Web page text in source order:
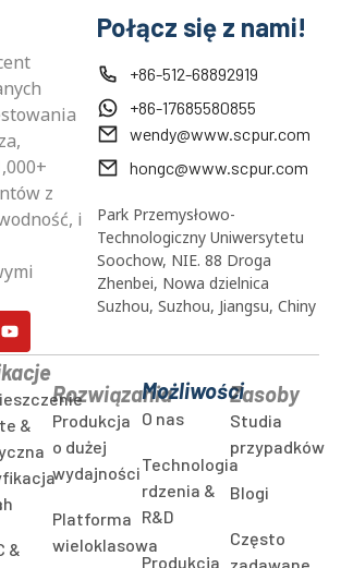
z
i
Połącz się z nami!
+86-512-68892919
+86-17685580855
wendy@www.scpur.com
hongc@www.scpur.com
Park Przemysłowo-
Technologiczny Uniwersytetu
Soochow, NIE. 88 Droga
Zhenbei, Nowa dzielnica
Suzhou, Suzhou, Jiangsu, Chiny
&
&
Rozwiązania
Produkcja
o dużej
wydajności
Platforma
wieloklasowa
Możliwości
O nas
Technologia
rdzenia &
R&D
Produkcja
Zasoby
Studia
przypadków
Blogi
Często